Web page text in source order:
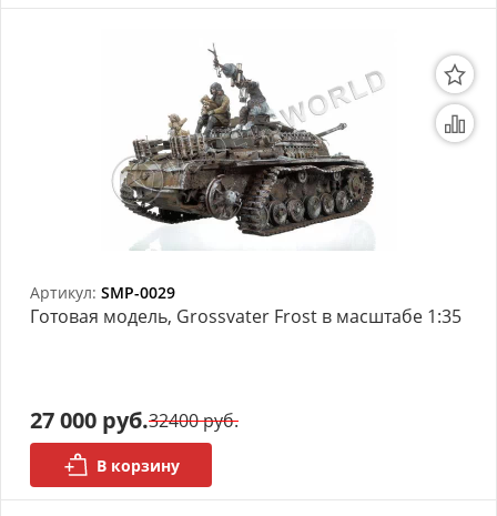
Деревянные шкатулки
Нестандартные заготовки
Новогодние изделия
Дерево БАЛЬЗА и
Авиационная фанера
Модели из ФП смолы
Детские товары
Артикул: SMP-0029
Готовая модель, Grossvater Frost в масштабе 1:35
27 000 руб.32400 руб.
В корзину